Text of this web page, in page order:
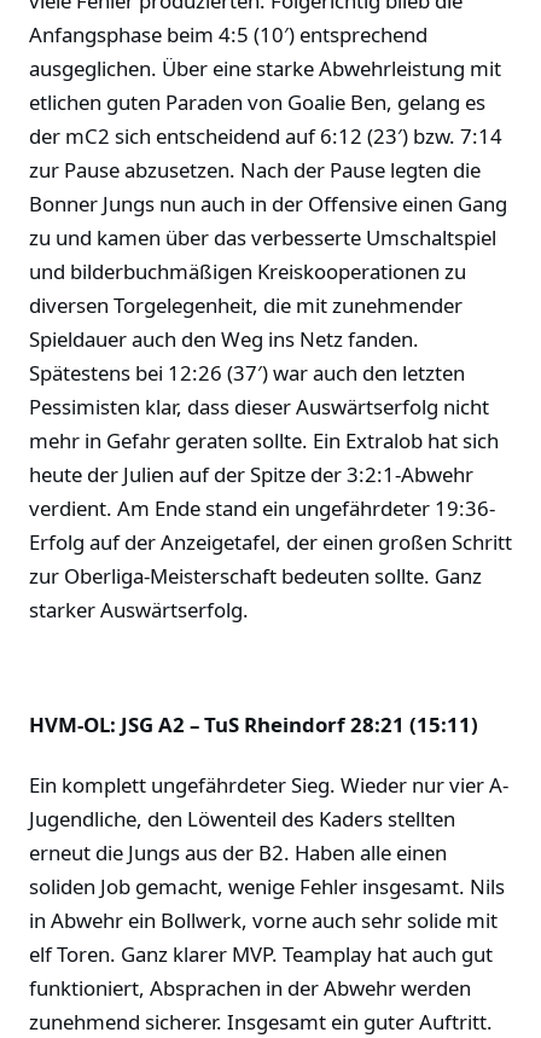
Anfangsphase beim 4:5 (10′) entsprechend
ausgeglichen. Über eine starke Abwehrleistung mit
etlichen guten Paraden von Goalie Ben, gelang es
der mC2 sich entscheidend auf 6:12 (23′) bzw. 7:14
zur Pause abzusetzen. Nach der Pause legten die
Bonner Jungs nun auch in der Offensive einen Gang
zu und kamen über das verbesserte Umschaltspiel
und bilderbuchmäßigen Kreiskooperationen zu
diversen Torgelegenheit, die mit zunehmender
Spieldauer auch den Weg ins Netz fanden.
Spätestens bei 12:26 (37′) war auch den letzten
Pessimisten klar, dass dieser Auswärtserfolg nicht
mehr in Gefahr geraten sollte. Ein Extralob hat sich
heute der Julien auf der Spitze der 3:2:1-Abwehr
verdient. Am Ende stand ein ungefährdeter 19:36-
Erfolg auf der Anzeigetafel, der einen großen Schritt
zur Oberliga-Meisterschaft bedeuten sollte. Ganz
starker Auswärtserfolg.
HVM-OL: JSG A2 – TuS Rheindorf 28:21 (15:11)
Ein komplett ungefährdeter Sieg. Wieder nur vier A-
Jugendliche, den Löwenteil des Kaders stellten
erneut die Jungs aus der B2. Haben alle einen
soliden Job gemacht, wenige Fehler insgesamt. Nils
in Abwehr ein Bollwerk, vorne auch sehr solide mit
elf Toren. Ganz klarer MVP. Teamplay hat auch gut
funktioniert, Absprachen in der Abwehr werden
zunehmend sicherer. Insgesamt ein guter Auftritt.